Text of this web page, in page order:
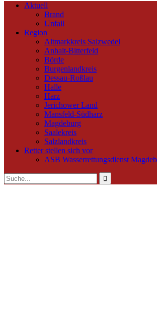
Aktuell
Brand
Unfall
Region
Altmarkkreis Salzwedel
Anhalt-Bitterfeld
Börde
Burgenlandkreis
Dessau-Roßlau
Halle
Harz
Jerichower Land
Mansfeld-Südharz
Magdeburg
Saalekreis
Salzlandkreis
Retter stellen sich vor
ASB Wasserrettungsdienst